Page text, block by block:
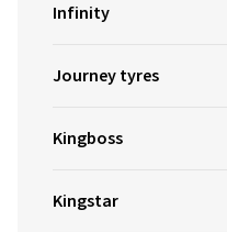
Infinity
Journey tyres
Kingboss
Kingstar